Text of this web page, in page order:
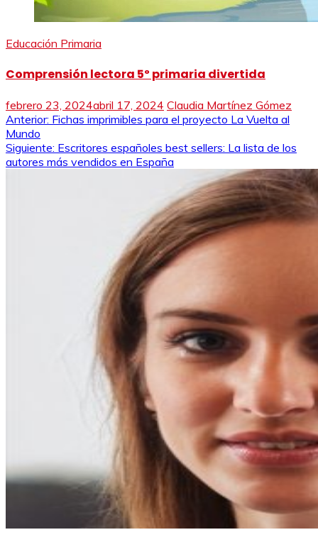
Educación Primaria
Comprensión lectora 5º primaria divertida
febrero 23, 2024abril 17, 2024 Claudia Martínez Gómez
Navegación
de
entradas
Anterior: Fichas imprimibles para el proyecto La Vuelta al
Mundo
Siguiente: Escritores españoles best sellers: La lista de los
autores más vendidos en España